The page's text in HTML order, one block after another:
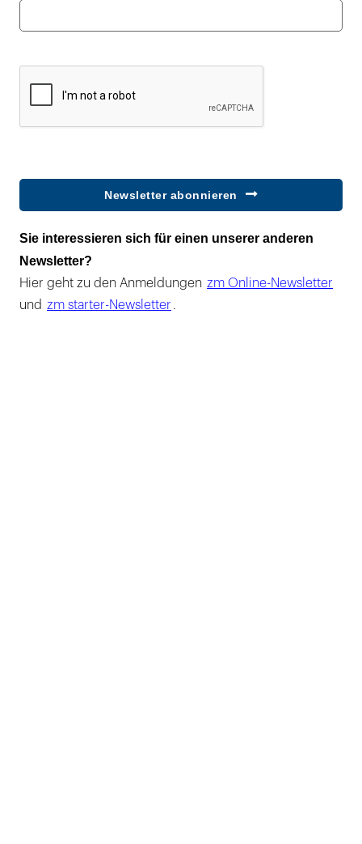
Newsletter abonnieren
Sie interessieren sich für einen unserer anderen
Newsletter?
Hier geht zu den Anmeldungen zm Online-Newsletter
und zm starter-Newsletter .